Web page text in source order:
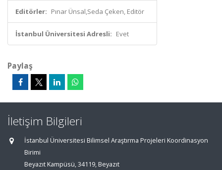
Editörler: Pınar Ünsal,Seda Çeken, Editör
İstanbul Üniversitesi Adresli: Evet
Paylaş
İletişim Bilgileri
İstanbul Üniversitesi Bilimsel Araştırma Projeleri Koordinasyon
Birimi
Beyazıt Kampüsü, 34119, Beyazıt